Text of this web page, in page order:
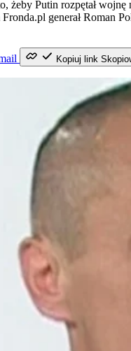
żeby Putin rozpętał
generał Roman
Kopiuj link